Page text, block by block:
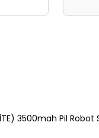
3500mah Pil Robot